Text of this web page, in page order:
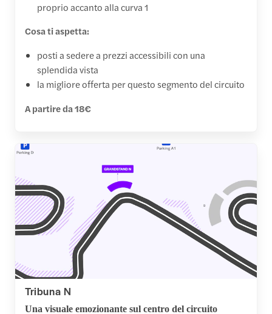
proprio accanto alla curva 1
Cosa ti aspetta:
posti a sedere a prezzi accessibili con una
splendida vista
la migliore offerta per questo segmento del circuito
A partire da 18€
Tribuna N
Una visuale emozionante sul centro del circuito